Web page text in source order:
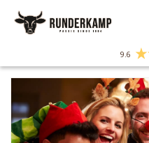
9.6